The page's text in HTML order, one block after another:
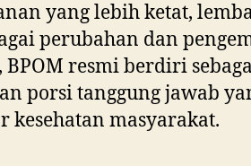
yang lebih ketat,
perubahan dan
BPOM resmi berdiri
porsi tanggung jawab
kesehatan masyarakat.